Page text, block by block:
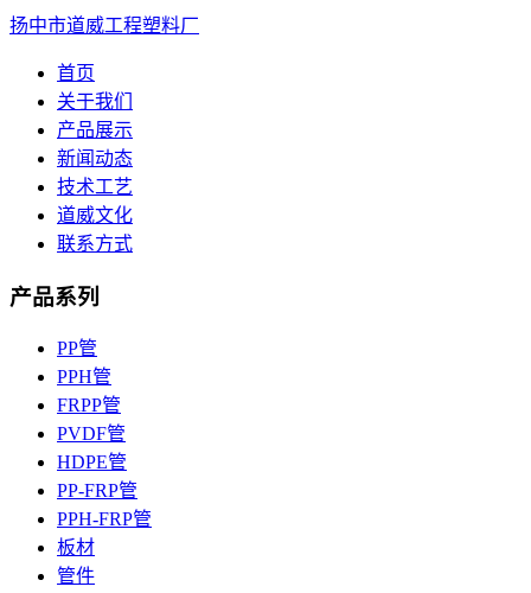
扬中市道威工程塑料厂
首页
关于我们
产品展示
新闻动态
技术工艺
道威文化
联系方式
产品系列
PP管
PPH管
FRPP管
PVDF管
HDPE管
PP-FRP管
PPH-FRP管
板材
管件